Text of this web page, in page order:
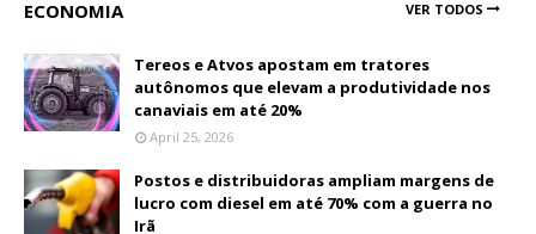
ECONOMIA VER TODOS
Tereos e Atvos apostam em tratores
autônomos que elevam a produtividade nos
canaviais em até 20%
April 25, 2026
Postos e distribuidoras ampliam margens de
lucro com diesel em até 70% com a guerra no
Irã